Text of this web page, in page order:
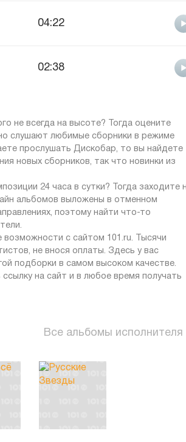
04:22
02:38
не всегда на высоте? Тогда оцените
слушают любимые сборники в режиме
прослушать Дискобар, то вы найдете
новых сборников, так что новинки из
24 часа в сутки? Тогда заходите
альбомов выложены в отменном
поэтому найти что-то
с сайтом 101.ru. Тысячи
не внося оплаты. Здесь у вас
подборки в самом высоком качестве.
на сайт и в любое время получать
Все альбомы исполнителя